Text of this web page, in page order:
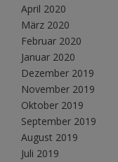
April 2020
März 2020
Februar 2020
Januar 2020
Dezember 2019
November 2019
Oktober 2019
September 2019
August 2019
Juli 2019